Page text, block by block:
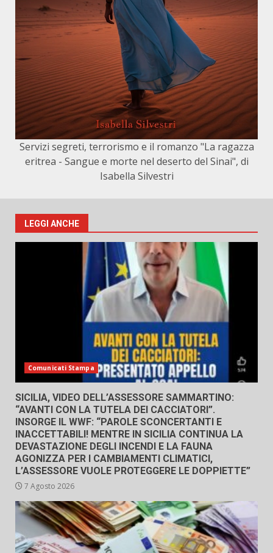
Servizi segreti, terrorismo e il romanzo "La ragazza
eritrea - Sangue e morte nel deserto del Sinai", di
Isabella Silvestri
LEGGI ANCHE
Comunicati Stampa
SICILIA, VIDEO DELL’ASSESSORE SAMMARTINO:
“AVANTI CON LA TUTELA DEI CACCIATORI”.
INSORGE IL WWF: “PAROLE SCONCERTANTI E
INACCETTABILI! MENTRE IN SICILIA CONTINUA LA
DEVASTAZIONE DEGLI INCENDI E LA FAUNA
AGONIZZA PER I CAMBIAMENTI CLIMATICI,
L’ASSESSORE VUOLE PROTEGGERE LE DOPPIETTE”
7 Agosto 2026